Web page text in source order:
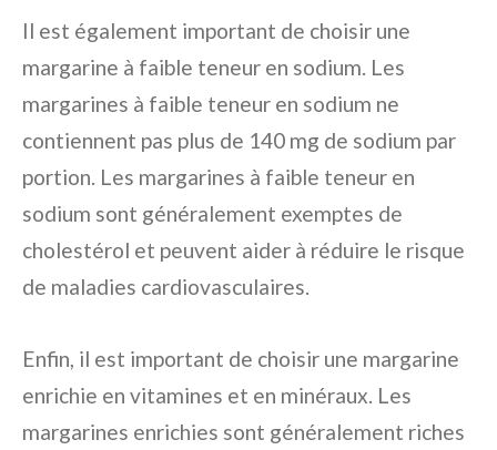
Il est également important de choisir une
margarine à faible teneur en sodium. Les
margarines à faible teneur en sodium ne
contiennent pas plus de 140 mg de sodium par
portion. Les margarines à faible teneur en
sodium sont généralement exemptes de
cholestérol et peuvent aider à réduire le risque
de maladies cardiovasculaires.
Enfin, il est important de choisir une margarine
enrichie en vitamines et en minéraux. Les
margarines enrichies sont généralement riches